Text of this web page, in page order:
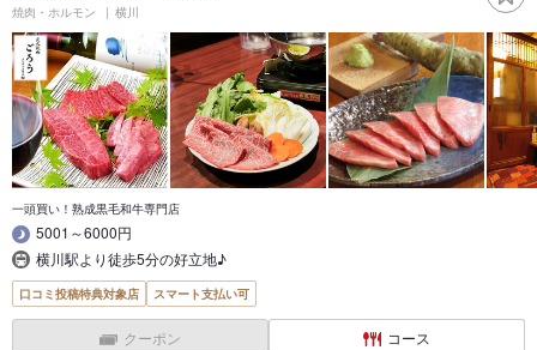
焼肉・ホルモン 横川
一頭買い！熟成黒毛和牛専門店
5001～6000円
横川駅より徒歩5分の好立地♪
口コミ投稿特典対象店 スマート支払い可
クーポン コース